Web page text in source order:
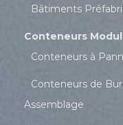
Bâtiments
Conteneurs
Conteneurs à
Conteneurs de
Assemblage